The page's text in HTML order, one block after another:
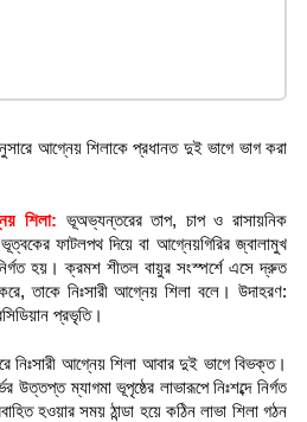
আগ্নেয় শিলাকে প্রধানত দুই ভাগে ভাগ করা
শিলা: ভূঅভ্যন্তরের তাপ, চাপ ও রাসায়নিক
ফাটলপথ দিয়ে বা আগ্নেয়গিরির জ্বালামুখ
হয়। ক্রমশ শীতল বায়ুর সংস্পর্শে এসে দ্রুত
তাকে নিঃসারী আগ্নেয় শিলা বলে। উদাহরণ:
প্রভৃতি।
নিঃসারী আগ্নেয় শিলা আবার দুই ভাগে বিভক্ত।
উত্তপ্ত ম্যাগমা ভূপৃষ্ঠের লাভারূপে নিঃশব্দে নির্গত
হওয়ার সময় ঠান্ডা হয়ে কঠিন লাভা শিলা গঠন